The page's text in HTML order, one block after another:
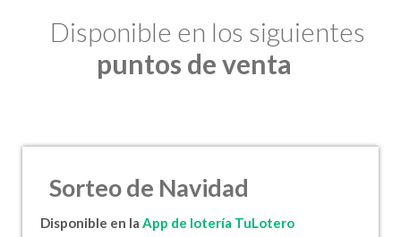
Disponible en los siguientes
puntos de venta
Sorteo de Navidad
Disponible en la App de lotería TuLotero